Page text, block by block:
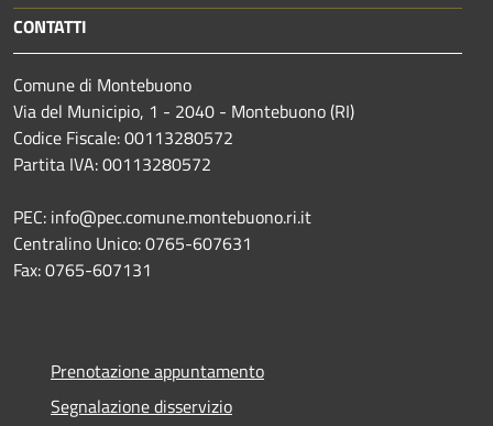
CONTATTI
Comune di Montebuono
Via del Municipio, 1 - 2040 - Montebuono (RI)
Codice Fiscale: 00113280572
Partita IVA: 00113280572
PEC: info@pec.comune.montebuono.ri.it
Centralino Unico: 0765-607631
Fax: 0765-607131
Prenotazione appuntamento
Segnalazione disservizio